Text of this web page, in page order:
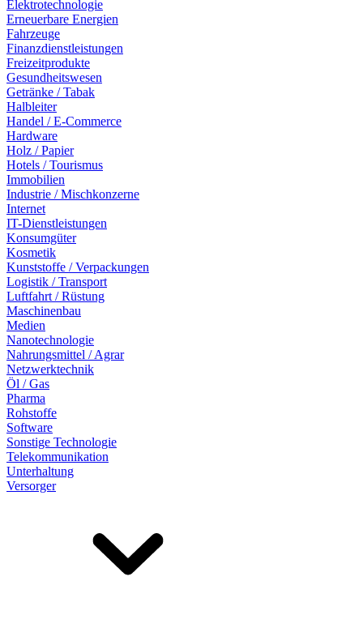
Elektrotechnologie
Erneuerbare Energien
Fahrzeuge
Finanzdienstleistungen
Freizeitprodukte
Gesundheitswesen
Getränke / Tabak
Halbleiter
Handel / E-Commerce
Hardware
Holz / Papier
Hotels / Tourismus
Immobilien
Industrie / Mischkonzerne
Internet
IT-Dienstleistungen
Konsumgüter
Kosmetik
Kunststoffe / Verpackungen
Logistik / Transport
Luftfahrt / Rüstung
Maschinenbau
Medien
Nanotechnologie
Nahrungsmittel / Agrar
Netzwerktechnik
Öl / Gas
Pharma
Rohstoffe
Software
Sonstige Technologie
Telekommunikation
Unterhaltung
Versorger